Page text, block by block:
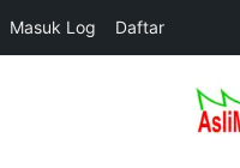
Masuk Log Daftar